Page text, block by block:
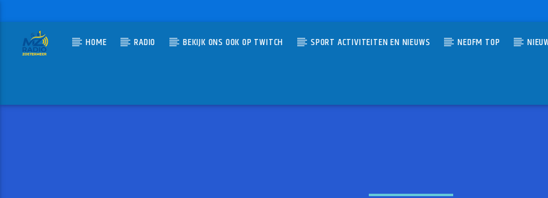
HOME RADIO BEKIJK ONS OOK OP TWITCH SPORT ACTIVITEITEN EN NIEUWS NEDFM TOP